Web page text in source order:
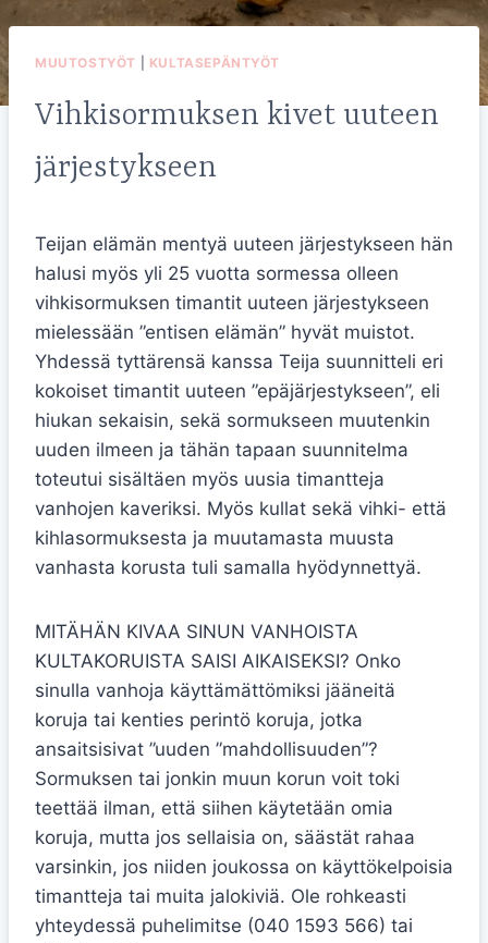
MUUTOSTYÖT KULTASEPÄNTYÖT
Vihkisormuksen kivet uuteen
järjestykseen
Teijan elämän mentyä uuteen järjestykseen hän
halusi myös yli 25 vuotta sormessa olleen
vihkisormuksen timantit uuteen järjestykseen
mielessään ”entisen elämän” hyvät muistot.
Yhdessä tyttärensä kanssa Teija suunnitteli eri
kokoiset timantit uuteen ”epäjärjestykseen”, eli
hiukan sekaisin, sekä sormukseen muutenkin
uuden ilmeen ja tähän tapaan suunnitelma
toteutui sisältäen myös uusia timantteja
vanhojen kaveriksi. Myös kullat sekä vihki- että
kihlasormuksesta ja muutamasta muusta
vanhasta korusta tuli samalla hyödynnettyä.
MITÄHÄN KIVAA SINUN VANHOISTA
KULTAKORUISTA SAISI AIKAISEKSI? Onko
sinulla vanhoja käyttämättömiksi jääneitä
koruja tai kenties perintö koruja, jotka
ansaitsisivat ”uuden ”mahdollisuuden”?
Sormuksen tai jonkin muun korun voit toki
teettää ilman, että siihen käytetään omia
koruja, mutta jos sellaisia on, säästät rahaa
varsinkin, jos niiden joukossa on käyttökelpoisia
timantteja tai muita jalokiviä. Ole rohkeasti
yhteydessä puhelimitse (040 1593 566) tai